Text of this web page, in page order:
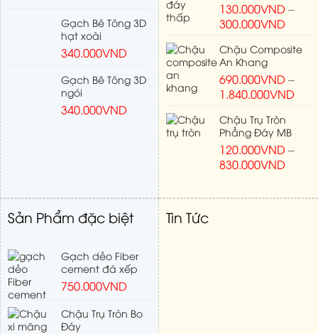
Gạch Bê Tông 3D
hạt xoài
340.000VND
Gạch Bê Tông 3D
ngói
340.000VND
130.000VND–
300.000VND
Chậu Composite
An Khang
690.000VND–
1.840.000VND
Chậu Trụ Tròn
Phẳng Đáy MB
120.000VND–
830.000VND
Sản Phẩm đặc biệt
Gạch dẻo Fiber
cement đá xếp
750.000VND
Chậu Trụ Tròn Bo
Đáy
Tin Tức